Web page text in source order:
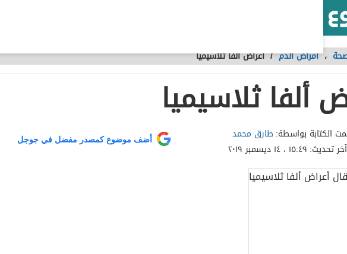
،أمراض الدم /أعراض ألفا ثلاسيميا
ألفا ثلاسيميا
الكتابة بواسطة: طارق محمد
آخر تحديث: ١٥:٤٩ ، ١٤ ديسمبر ٢٠١٩
أضف موضوع كمصدر مفضل في جوجل